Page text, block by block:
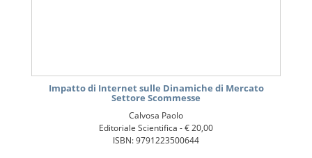
Impatto di Internet sulle Dinamiche di Mercato
Settore Scommesse
Calvosa Paolo
Editoriale Scientifica -€ 20,00
ISBN: 9791223500644